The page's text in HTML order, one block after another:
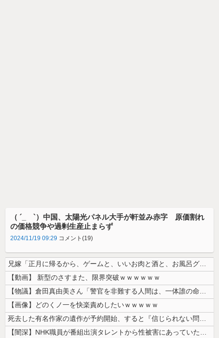
（ ´_ゝ`）中国、太陽光パネル大手が軒並み赤字 原価割れ
の価格競争や過剰生産止まらず
2024/11/19 09:29 コメント(19)
兄嫁「正月に帰るから、ゲームと、いいお肉と酒と、お風呂グッズの準備しと...
【動画】 新型のさすまた、限界突破ｗｗｗｗｗｗ
【物議】倉田真由美さん「警官を非難する人間は、一体誰の命を守りたいのか...
【画像】どのくノ一を快楽責めしたいｗｗｗｗｗ
死去した有名作家の遺作が予約開始、すると『信じられない問い合わせがあっ...
【闇深】NHK職員が番組出演タレントから性被害にあっていたことが発覚し...